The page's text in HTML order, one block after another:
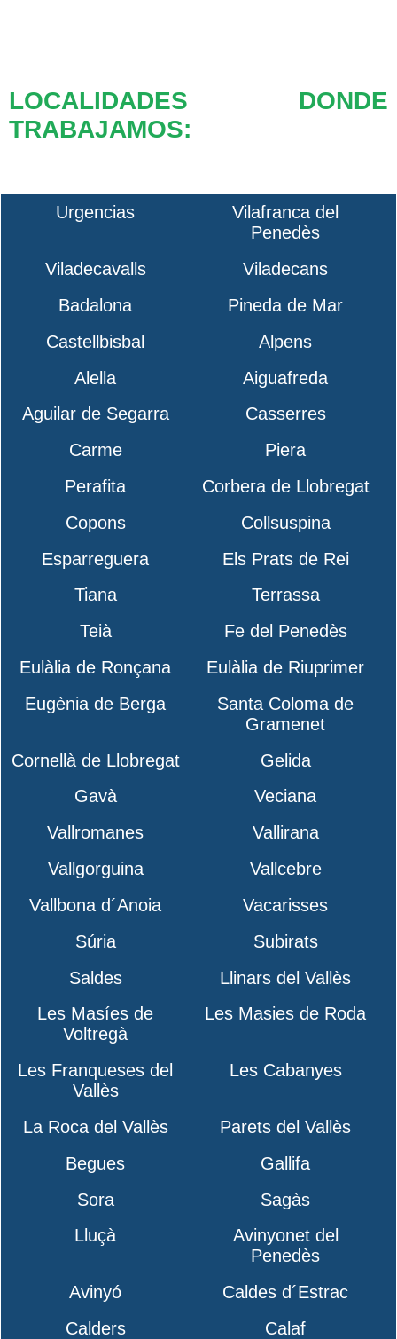
LOCALIDADES DONDE
TRABAJAMOS:
Urgencias
Vilafranca del
Penedès
Viladecavalls
Viladecans
Badalona
Pineda de Mar
Castellbisbal
Alpens
Alella
Aiguafreda
Aguilar de Segarra
Casserres
Carme
Piera
Perafita
Corbera de Llobregat
Copons
Collsuspina
Esparreguera
Els Prats de Rei
Tiana
Terrassa
Teià
Fe del Penedès
Eulàlia de Ronçana
Eulàlia de Riuprimer
Eugènia de Berga
Santa Coloma de
Gramenet
Cornellà de Llobregat
Gelida
Gavà
Veciana
Vallromanes
Vallirana
Vallgorguina
Vallcebre
Vallbona d´Anoia
Vacarisses
Súria
Subirats
Saldes
Llinars del Vallès
Les Masíes de
Voltregà
Les Masies de Roda
Les Franqueses del
Vallès
Les Cabanyes
La Roca del Vallès
Parets del Vallès
Begues
Gallifa
Sora
Sagàs
Lluçà
Avinyonet del
Penedès
Avinyó
Caldes d´Estrac
Calders
Calaf